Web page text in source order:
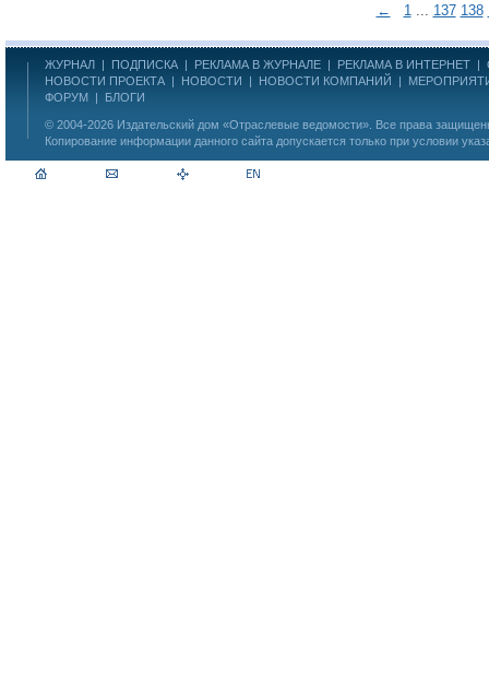
← 1... 137 138
ЖУРНАЛ | ПОДПИСКА | РЕКЛАМА В ЖУРНАЛЕ | РЕКЛАМА В ИНТЕРНЕТ |
НОВОСТИ ПРОЕКТА | НОВОСТИ | НОВОСТИ КОМПАНИЙ |
ФОРУМ | БЛОГИ
© 2004-2026 Издательский дом «Отраслевые ведомости» . Все права
Копирование информации данного сайта допускается только при условии